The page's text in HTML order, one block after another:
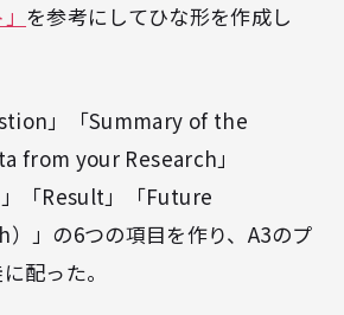
を参考にしてひな形を作成し
」「Summary of the
from your Research」
「Result」「Future
」の6つの項目を作り、A3のプ
配った。